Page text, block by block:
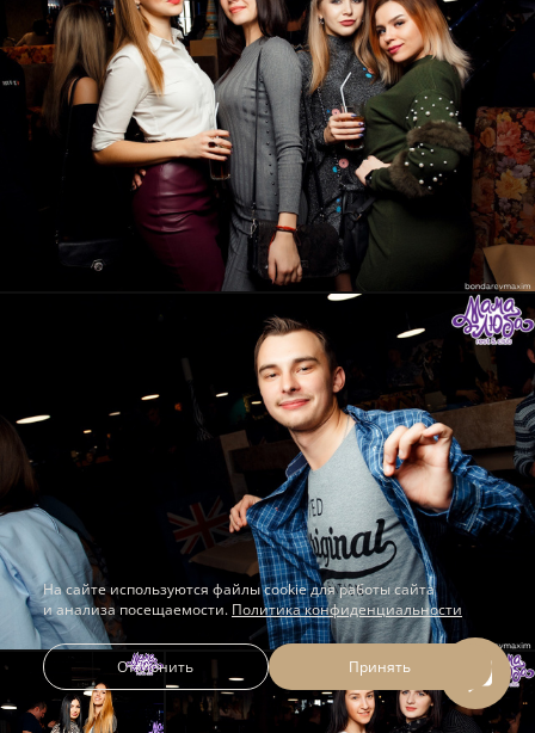
На сайте используются файлы cookie для работы сайта
и анализа посещаемости. Политика конфиденциальности
Отклонить Принять